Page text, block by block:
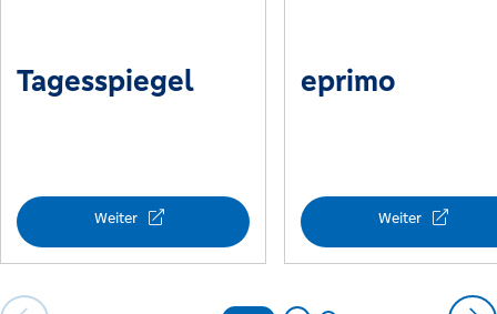
Tagesspiegel
Weiter
eprimo
Weiter